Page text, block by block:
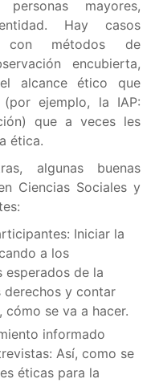
personas mayores,
Hay casos
con métodos de
encubierta,
alcance ético que
(por ejemplo, la IAP:
que a veces les
ética.
algunas buenas
Ciencias Sociales y
Iniciar la
a los
de la
derechos y contar
cómo se va a hacer.
informado
Así, como se
éticas para la